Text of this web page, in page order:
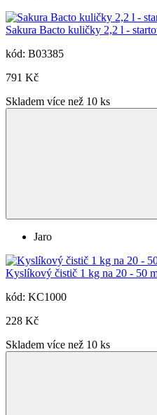
Sakura Bacto kuličky 2,2 l -
kód: B03385
791 Kč
Skladem více než 10 ks
Jaro
Kyslíkový čistič 1 kg na 20 - 50
kód: KC1000
228 Kč
Skladem více než 10 ks